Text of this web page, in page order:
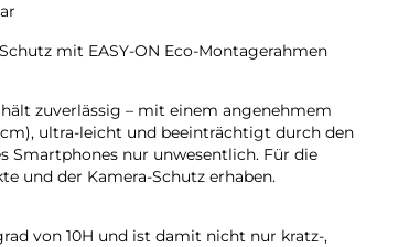
mit EASY-ON Eco-Montagerahmen
zuverlässig – mit einem angenehmem
ultra-leicht und beeinträchtigt durch den
Smartphones nur unwesentlich. Für die
und der Kamera-Schutz erhaben.
von 10H und ist damit nicht nur kratz-,